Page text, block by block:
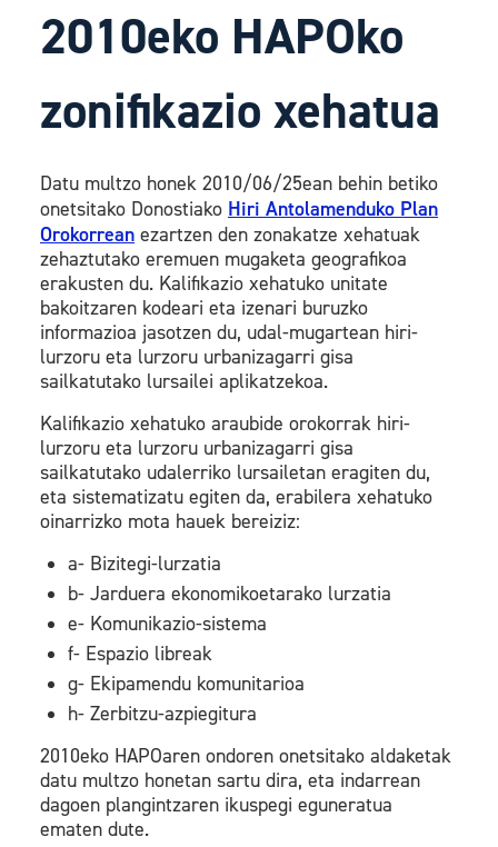
2010eko HAPOko
zonifikazio xehatua
Datu multzo honek 2010/06/25ean behin betiko
onetsitako Donostiako Hiri Antolamenduko Plan
Orokorrean ezartzen den zonakatze xehatuak
zehaztutako eremuen mugaketa geografikoa
erakusten du. Kalifikazio xehatuko unitate
bakoitzaren kodeari eta izenari buruzko
informazioa jasotzen du, udal-mugartean hiri-
lurzoru eta lurzoru urbanizagarri gisa
sailkatutako lursailei aplikatzekoa.
Kalifikazio xehatuko araubide orokorrak hiri-
lurzoru eta lurzoru urbanizagarri gisa
sailkatutako udalerriko lursailetan eragiten du,
eta sistematizatu egiten da, erabilera xehatuko
oinarrizko mota hauek bereiziz:
a- Bizitegi-lurzatia
b- Jarduera ekonomikoetarako lurzatia
e- Komunikazio-sistema
f- Espazio libreak
g- Ekipamendu komunitarioa
h- Zerbitzu-azpiegitura
2010eko HAPOaren ondoren onetsitako aldaketak
datu multzo honetan sartu dira, eta indarrean
dagoen plangintzaren ikuspegi eguneratua
ematen dute.